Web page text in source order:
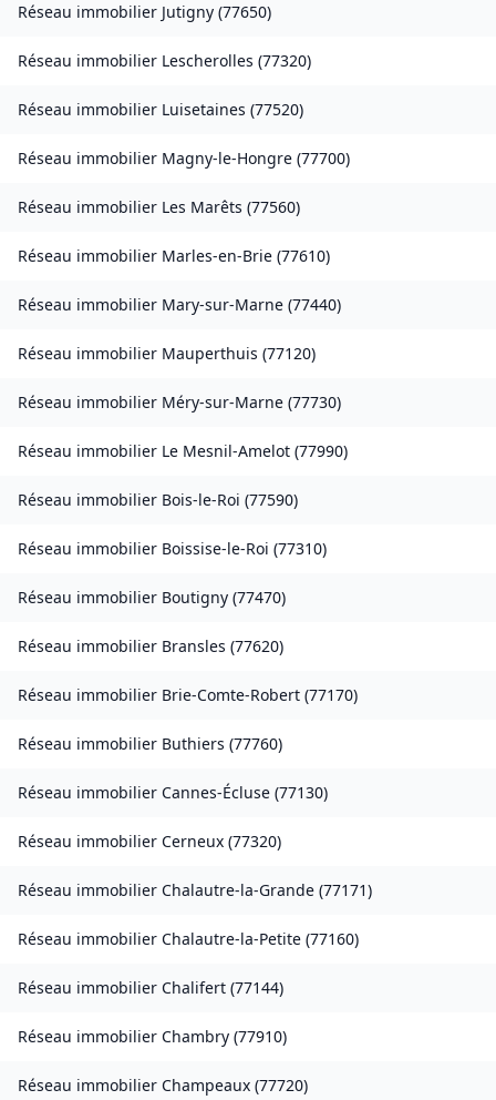
Réseau immobilier Jutigny (77650)
Réseau immobilier Lescherolles (77320)
Réseau immobilier Luisetaines (77520)
Réseau immobilier Magny-le-Hongre (77700)
Réseau immobilier Les Marêts (77560)
Réseau immobilier Marles-en-Brie (77610)
Réseau immobilier Mary-sur-Marne (77440)
Réseau immobilier Mauperthuis (77120)
Réseau immobilier Méry-sur-Marne (77730)
Réseau immobilier Le Mesnil-Amelot (77990)
Réseau immobilier Bois-le-Roi (77590)
Réseau immobilier Boissise-le-Roi (77310)
Réseau immobilier Boutigny (77470)
Réseau immobilier Bransles (77620)
Réseau immobilier Brie-Comte-Robert (77170)
Réseau immobilier Buthiers (77760)
Réseau immobilier Cannes-Écluse (77130)
Réseau immobilier Cerneux (77320)
Réseau immobilier Chalautre-la-Grande (77171)
Réseau immobilier Chalautre-la-Petite (77160)
Réseau immobilier Chalifert (77144)
Réseau immobilier Chambry (77910)
Réseau immobilier Champeaux (77720)